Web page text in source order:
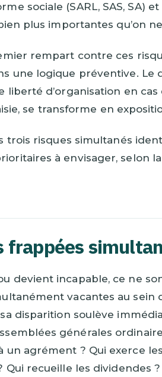
sociale (SARL, SAS, SA)
plus importantes qu’on
rempart contre ces
une logique préventive. Le
liberté d’organisation en
se transforme en
trois risques simultanés
à envisager, selon
frappées
devient incapable, ce ne
vacantes au sein
disparition soulève
générales
un agrément ? Qui exerce
recueille les dividendes ?